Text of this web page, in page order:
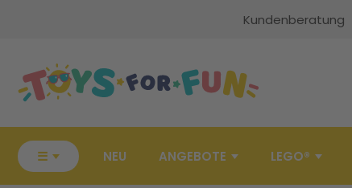
Kundenberatung
☰ NEU ANGEBOTE LEGO®